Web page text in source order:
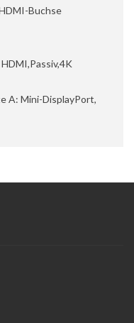
Buchse
A: Mini-DisplayPort,